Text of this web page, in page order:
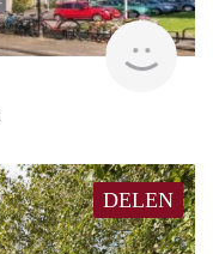
rent
DELEN